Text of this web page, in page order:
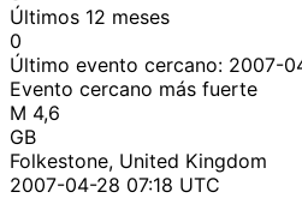
Últimos 12 meses
0
Último evento cercano: 2007-
Evento cercano más fuerte
M 4,6
GB
Folkestone, United Kingdom
2007-04-28 07:18 UTC